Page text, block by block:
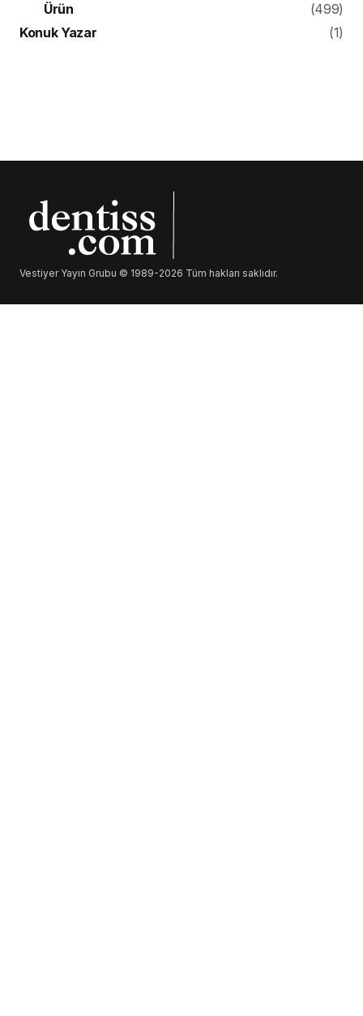
Ürün
(499)
Konuk Yazar
(1)
Vestiyer Yayın Grubu © 1989-2026 Tüm hakları saklıdır.